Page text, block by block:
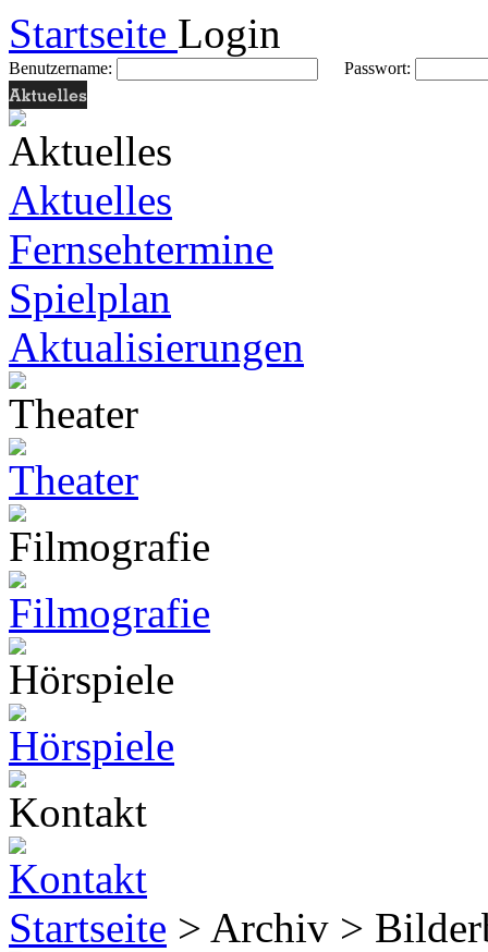
Startseite Login
Benutzername: Passwort:
Aktuelles
Fernsehtermine
Spielplan
Aktualisierungen
Startseite > Archiv >